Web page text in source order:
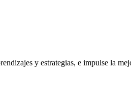
y estrategias, e impulse la